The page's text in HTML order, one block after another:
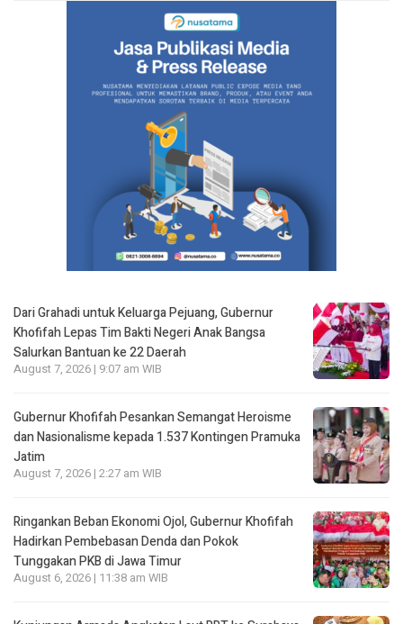
Dari Grahadi untuk Keluarga Pejuang, Gubernur
Khofifah Lepas Tim Bakti Negeri Anak Bangsa
Salurkan Bantuan ke 22 Daerah
August 7, 2026 | 9:07 am WIB
Gubernur Khofifah Pesankan Semangat Heroisme
dan Nasionalisme kepada 1.537 Kontingen Pramuka
Jatim
August 7, 2026 | 2:27 am WIB
Ringankan Beban Ekonomi Ojol, Gubernur Khofifah
Hadirkan Pembebasan Denda dan Pokok
Tunggakan PKB di Jawa Timur
August 6, 2026 | 11:38 am WIB